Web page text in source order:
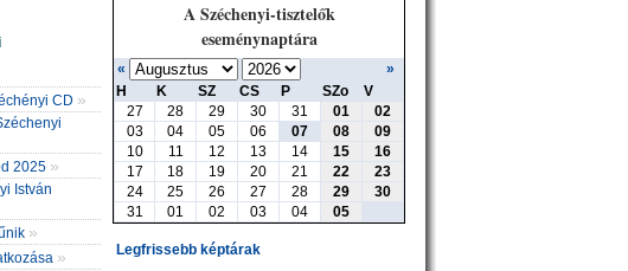
CD »
2025 »
István
»
»
A Széchenyi-tisztelők
eseménynaptára
«
»
H
K SZ CS P SZo
V
27
28 29 30 31 01
02
03
04 05 06 07 08
09
10
11 12 13 14 15
16
17
18 19 20 21 22
23
24
25 26 27 28 29
30
31
01 02 03 04 05
Legfrissebb képtárak